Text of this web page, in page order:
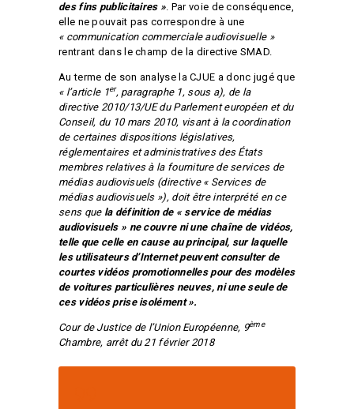
des fins publicitaires ». Par voie de conséquence,
elle ne pouvait pas correspondre à une
« communication commerciale audiovisuelle »
rentrant dans le champ de la directive SMAD.
Au terme de son analyse la CJUE a donc jugé que
« l’article 1er, paragraphe 1, sous a), de la
directive 2010/13/UE du Parlement européen et du
Conseil, du 10 mars 2010, visant à la coordination
de certaines dispositions législatives,
réglementaires et administratives des États
membres relatives à la fourniture de services de
médias audiovisuels (directive « Services de
médias audiovisuels »), doit être interprété en ce
sens que la définition de « service de médias
audiovisuels » ne couvre ni une chaîne de vidéos,
telle que celle en cause au principal, sur laquelle
les utilisateurs d’Internet peuvent consulter de
courtes vidéos promotionnelles pour des modèles
de voitures particulières neuves, ni une seule de
ces vidéos prise isolément ».
Cour de Justice de l’Union Européenne, 9ème
Chambre, arrêt du 21 février 2018